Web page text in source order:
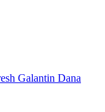
Galantin Dana